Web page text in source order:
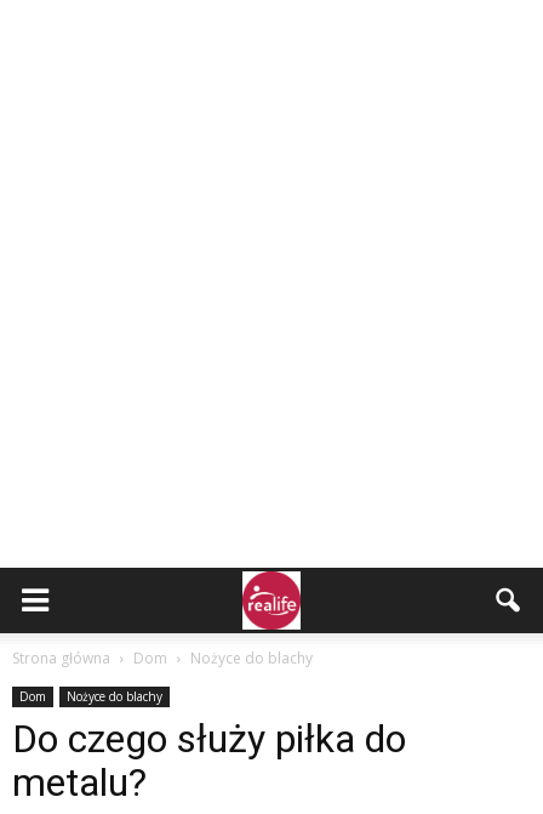
Strona główna Dom Nożyce do blachy
Dom Nożyce do blachy
Do czego służy piłka do
metalu?